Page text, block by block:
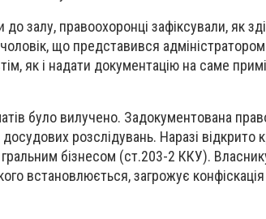
залу, правоохоронці зафіксували, як
що представився
як і надати документацію на саме
було вилучено. Задокументована
розслідувань. Наразі відкрито
бізнесом (ст.203-2 ККУ).
встановлюється, загрожує